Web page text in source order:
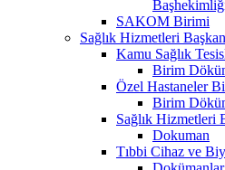
SAKOM Birimi
Sağlık Hizmetleri
Kamu Sağlık
Birim
Özel Hastaneler
Birim
Sağlık Hizmetleri
Dokuman
Tıbbi Cihaz ve